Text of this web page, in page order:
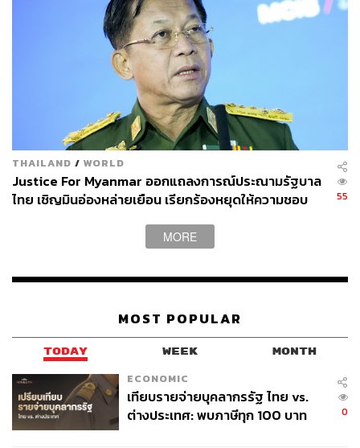
THAILAND / WORLD
Justice For Myanmar ออกแถลงการณ์ประณามรัฐบาล
ไทย เชิญมินอ่องหล่ายเยือน เรียกร้องหยุดให้ความชอบ
55
MORE
MOST POPULAR
TODAY WEEK MONTH
ECONOMIC
เทียบรายจ่ายบุคลากรรัฐ ไทย vs.
ต่างประเทศ: พบภาษีทุก 100 บาท
0